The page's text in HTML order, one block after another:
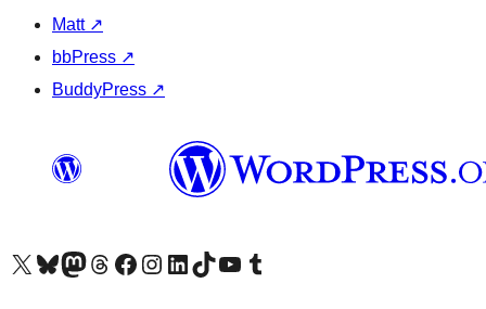
Matt ↗
bbPress ↗
BuddyPress ↗
Visit our X (formerly Twitter) account
Посетите наш Bluesky налог
Visit our Mastodon account
Посетите наш налог на Threads-у Visit our Facebook pageПосетите наш Инстаграм налог
Visit our LinkedIn account
Посетите наш TikTok налог
Visit our YouTube channel
Посетите наш Tumblr налог